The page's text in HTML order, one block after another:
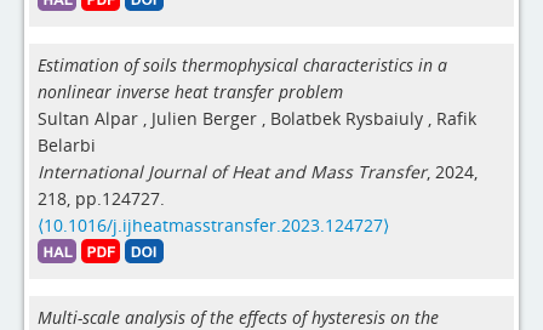
Estimation of soils thermophysical characteristics in a
nonlinear inverse heat transfer problem
Sultan Alpar , Julien Berger , Bolatbek Rysbaiuly , Rafik
Belarbi
International Journal of Heat and Mass Transfer, 2024,
218, pp.124727.
⟨10.1016/j.ijheatmasstransfer.2023.124727⟩
Multi-scale analysis of the effects of hysteresis on the